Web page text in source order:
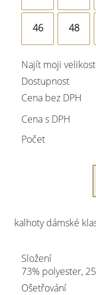
46 48
Najít moji
Dostupnost
Cena bez DPH
Cena s DPH
Počet
kalhoty dámské
Složení
73% polyester,
Ošetřování